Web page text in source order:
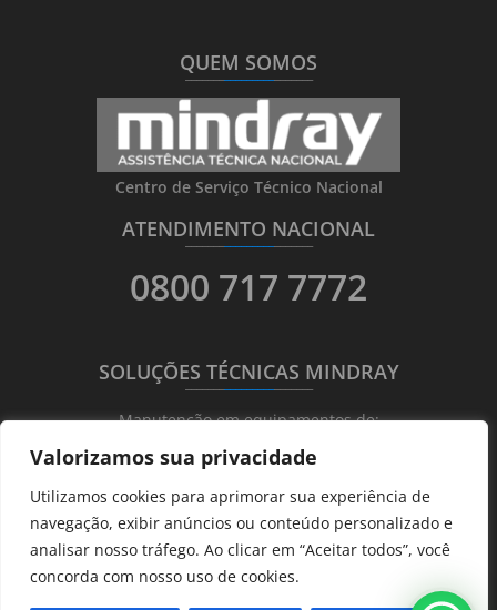
Valorizamos sua privacidade
Utilizamos cookies para aprimorar sua experiência de
navegação, exibir anúncios ou conteúdo personalizado e
analisar nosso tráfego. Ao clicar em “Aceitar todos”, você
concorda com nosso uso de cookies.
QUEM SOMOS
_______________________
Centro de Serviço Técnico Nacional
ATENDIMENTO NACIONAL
_______________________
0800 717 7772
SOLUÇÕES TÉCNICAS MINDRAY
_______________________
Manutenção em equipamentos de:
Ultrassonografia
Ecocardiografia
Transdutores
Hematológicos